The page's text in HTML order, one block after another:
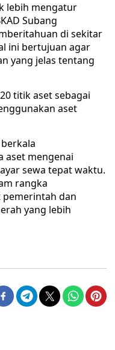
lebih mengatur
Subang
di sekitar
ini bertujuan agar
yang jelas tentang
titik aset sebagai
aset
aset mengenai
sewa tepat waktu.
rangka
dan
yang lebih